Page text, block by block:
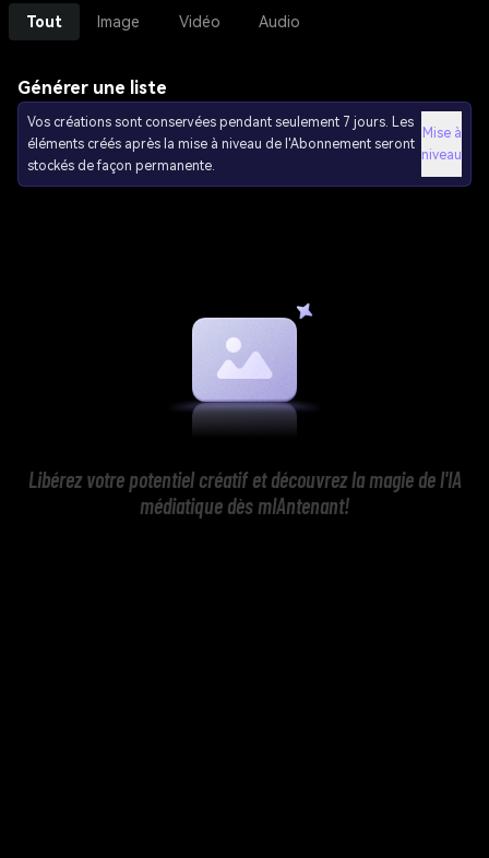
Tout Image Vidéo Audio
Générer une liste
Vos créations sont conservées pendant seulement 7 jours. Les
éléments créés après la mise à niveau de l'Abonnement seront
stockés de façon permanente.
Mise à
niveau
Libérez votre potentiel créatif et découvrez la magie de l'IA
médiatique dès mIAntenant!